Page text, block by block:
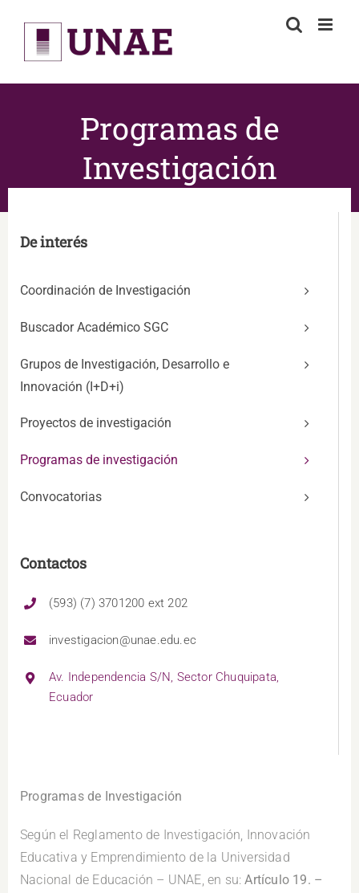
content
Programas de
Investigación
De interés
Coordinación de Investigación
Buscador Académico SGC
Grupos de Investigación, Desarrollo e
Innovación (I+D+i)
Proyectos de investigación
Programas de investigación
Convocatorias
Contactos
(593) (7) 3701200 ext 202
investigacion@unae.edu.ec
Av. Independencia S/N, Sector Chuquipata,
Ecuador
Programas de Investigación
Según el Reglamento de Investigación, Innovación
Educativa y Emprendimiento de la Universidad
Nacional de Educación – UNAE, en su:Artículo 19. –